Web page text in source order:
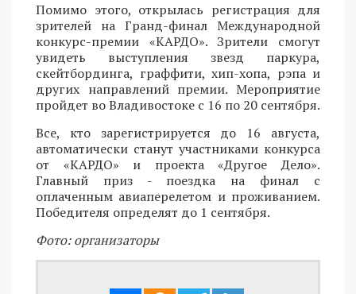
Помимо этого, открылась регистрация для
зрителей на Гранд-финал Международной
конкурс-премии «КАРДО». Зрители смогут
увидеть выступления звезд паркура,
скейтбординга, граффити, хип-хопа, рэпа и
других направлений премии. Мероприятие
пройдет во Владивостоке с 16 по 20 сентября.
Все, кто зарегистрируется до 16 августа,
автоматически станут участниками конкурса
от «КАРДО» и проекта «Другое Дело».
Главный приз - поездка на финал с
оплаченным авиаперелетом и проживанием.
Победителя определят до 1 сентября.
Фото: организаторы